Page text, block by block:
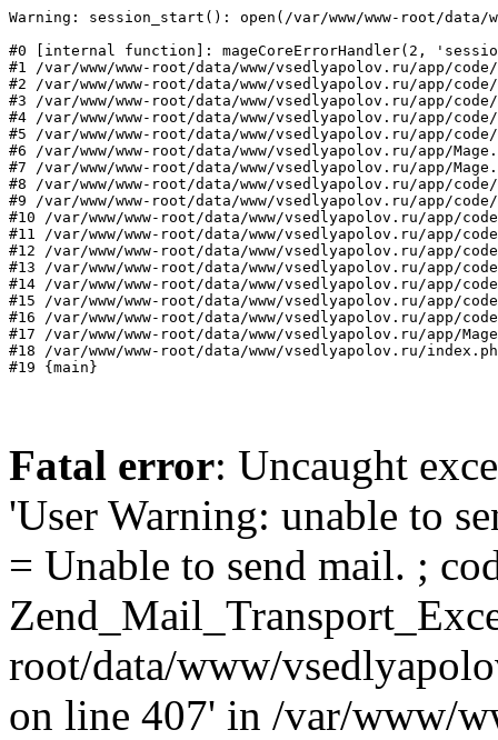
Warning: session_start(): open(/var/www/www-root/data/
#0 [internal function]: mageCoreErrorHandler(2,
#1 /var/www/www-root/data/www/vsedlyapolov.ru/app/
#2 /var/www/www-root/data/www/vsedlyapolov.ru/app/
#3 /var/www/www-root/data/www/vsedlyapolov.ru/app/
#4 /var/www/www-root/data/www/vsedlyapolov.ru/app/
#5 /var/www/www-root/data/www/vsedlyapolov.ru/app/
#6 /var/www/www-root/data/www/vsedlyapolov.ru/app/
#7 /var/www/www-root/data/www/vsedlyapolov.ru/app/
#8 /var/www/www-root/data/www/vsedlyapolov.ru/app/
#9 /var/www/www-root/data/www/vsedlyapolov.ru/app/
#10 /var/www/www-root/data/www/vsedlyapolov.ru/app/
#11 /var/www/www-root/data/www/vsedlyapolov.ru/app/
#12 /var/www/www-root/data/www/vsedlyapolov.ru/app/
#13 /var/www/www-root/data/www/vsedlyapolov.ru/app/
#14 /var/www/www-root/data/www/vsedlyapolov.ru/app/
#15 /var/www/www-root/data/www/vsedlyapolov.ru/app/
#16 /var/www/www-root/data/www/vsedlyapolov.ru/app/
#17 /var/www/www-root/data/www/vsedlyapolov.ru/app/
#18 /var/www/www-root/data/www/vsedlyapolov.ru/
#19 {main}
Fatal error: Uncaught
'User Warning: unable to
= Unable to send mail. ;
root/data/www/
on line 407' in /var/www/